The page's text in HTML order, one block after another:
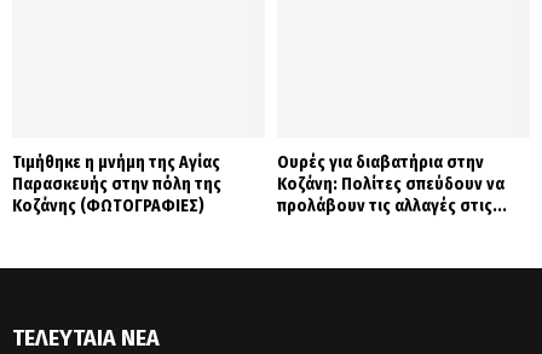
Τιμήθηκε η μνήμη της Αγίας
Παρασκευής στην πόλη της
Κοζάνης (ΦΩΤΟΓΡΑΦΙΕΣ)
Ουρές για διαβατήρια στην
Κοζάνη: Πολίτες σπεύδουν να
προλάβουν τις αλλαγές στις...
ΤΕΛΕΥΤΑΊΑ ΝΈΑ